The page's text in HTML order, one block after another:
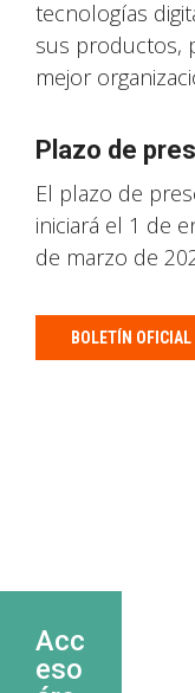
tecnologías
sus productos,
mejor
Plazo de
El plazo de
iniciará el 1 de
de marzo de
BOLETÍN OFICIAL
Acc
eso